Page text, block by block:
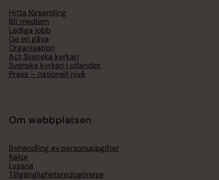
Hitta församling
Bli medlem
Lediga jobb
Ge en gåva
Organisation
Act Svenska kyrkan
Svenska kyrkan i utlandet
Press – nationell nivå
Om webbplatsen
Behandling av personuppgifter
Kakor
Lyssna
Tillgänglighetsredogörelse